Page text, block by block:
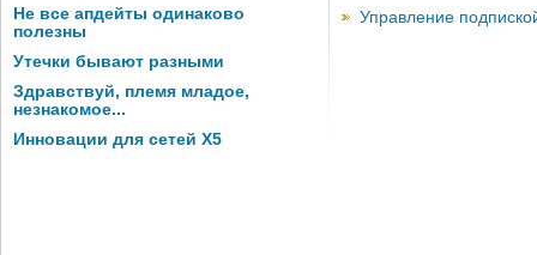
Не все апдейты одинаково
полезны
Утечки бывают разными
Здравствуй, племя младое,
незнакомое...
Инновации для сетей X5
Управление